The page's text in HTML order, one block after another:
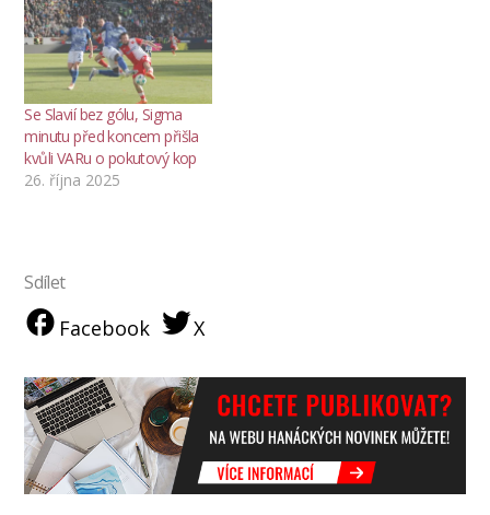
Se Slavií bez gólu, Sigma
minutu před koncem přišla
kvůli VARu o pokutový kop
26. října 2025
Sdílet
Facebook X